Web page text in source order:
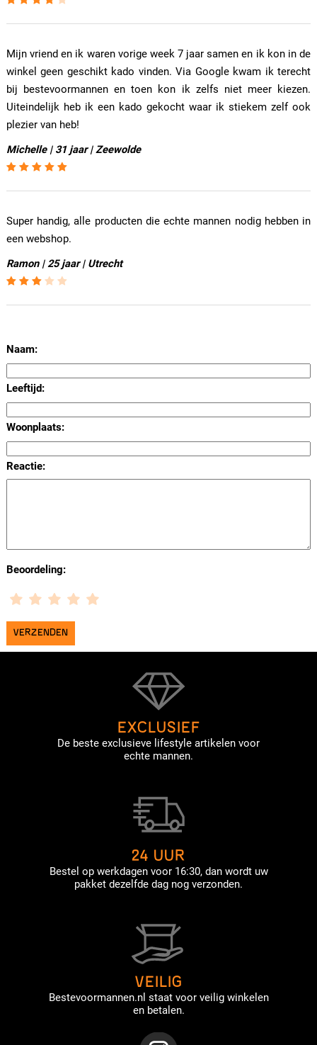
Mijn vriend en ik waren vorige week 7 jaar samen en ik kon in de
winkel geen geschikt kado vinden. Via Google kwam ik terecht
bij bestevoormannen en toen kon ik zelfs niet meer kiezen.
Uiteindelijk heb ik een kado gekocht waar ik stiekem zelf ook
plezier van heb!
Michelle | 31 jaar | Zeewolde
Super handig, alle producten die echte mannen nodig hebben in
een webshop.
Ramon | 25 jaar | Utrecht
Naam:
Leeftijd:
Woonplaats:
Reactie:
Beoordeling:
EXCLUSIEF
De beste exclusieve lifestyle artikelen voor
echte mannen.
24 UUR
Bestel op werkdagen voor 16:30, dan wordt uw
pakket dezelfde dag nog verzonden.
VEILIG
Bestevoormannen.nl staat voor veilig winkelen
en betalen.